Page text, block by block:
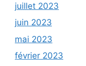
juillet 2023
juin 2023
mai 2023
février 2023